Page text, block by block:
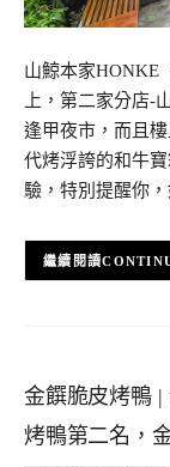
山鯨本家HONKE
上，第二家分店-
逢甲夜市，而且
代烤浮誇的和牛
驗，特別提醒你
金饌脆皮烤鴨 |
烤鴨第二名，